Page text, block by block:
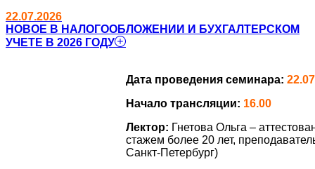
22.07.2026
НОВОЕ В НАЛОГООБЛОЖЕНИИ И БУХГАЛТЕРСКОМ
УЧЕТЕ В 2026 ГОДУ
Дата проведения семинара:
Начало трансляции: 16.00
Лектор: Гнетова Ольга –
стажем более 20 лет,
Санкт-Петербург)